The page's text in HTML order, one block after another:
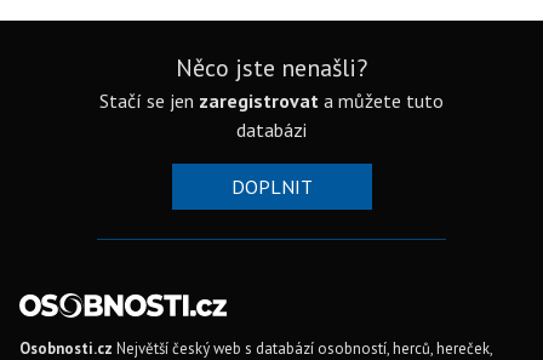
Něco jste nenašli?
Stačí se jen zaregistrovat a můžete tuto
databázi
DOPLNIT
Osobnosti.cz Největší český web s databází osobností, herců, hereček,